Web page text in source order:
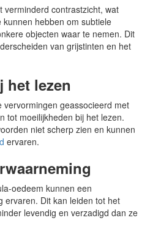
verminderd contrastzicht, wat
hebben om subtiele
objecten waar te nemen. Dit
van grijstinten en het
het lezen
vervormingen geassocieerd met
tot moeilijkheden bij het lezen.
niet scherp zien en kunnen
ervaren.
oedeem kunnen een
ervaren. Dit kan leiden tot het
levendig en verzadigd dan ze